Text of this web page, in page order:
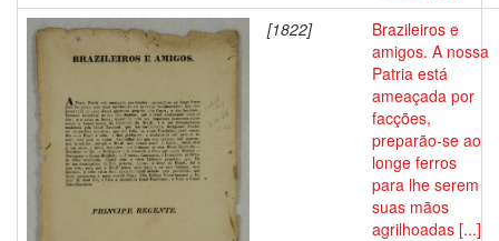
[1822]
Brazileiros e
amigos. A nossa
Patria está
ameaçada por
facções,
preparão-se ao
longe ferros
para lhe serem
suas mãos
agrilhoadas [...]